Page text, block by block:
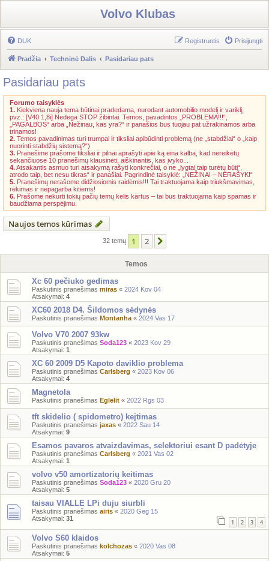
Volvo Klubas
DUK Prisijungti
Registruotis
Pradžia Techninė Dalis Pasidariau pats
Pasidariau pats
Forumo taisyklės
1. Kiekviena nauja tema būtinai pradedama, nurodant automobilio modelį ir variklį,
pvz.: [V40 1,8i] Nedega STOP žibintai. Temos, pavadintos „PROBLEMA!!!“,
„PAGALBOS“ arba „Nežinau, kas yra?“ ir panašios bus tuojau pat užrakinamos arba
trinamos!
2. Temos pavadinimas turi trumpai ir tiksliai apibūdinti problemą (ne „stabdžiai“ o „kaip
nuorinti stabdžių sistemą?“)
3. Pranešime prašome tiksliai ir pilnai aprašyti apie ką eina kalba, kad nereikėtų
sekančiuose 10 pranešimų klausinėti, aiškinantis, kas įvyko...
4.Atsakantis asmuo turi atsakymą rašyti konkrečiai, o ne „lygtai taip turėtų būti“,
atrodo taip, bet nesu tikras“ ir panašiai. Pagrindinė taisyklė: „NEŽINAI – NERAŠYK!“
5. Pranešimų nerašome didžiosiomis raidėmis!!! Tai traktuojama kaip triukšmavimas,
rėkimas ir nepagarba kitiems!
6. Prašome nekurti tokių pačių temų kelis kartus – tai bus traktuojama kaip spamas ir
baudžiama perspėjimu.
Naujos temos kūrimas
32 temų 1 2
Temos
Xc 60 pečiuko gedimas
Paskutinis pranešimas miras « 2024 Kov 04
Atsakymai: 4
XC60 2018 D4. Šildomos sėdynės
Paskutinis pranešimas Montanha « 2024 Vas 17
Volvo V70 2007 93kw
Paskutinis pranešimas Soda123 « 2023 Kov 29
Atsakymai: 1
XC 60 2009 D5 Kapoto daviklio problema
Paskutinis pranešimas Carlsberg « 2023 Kov 06
Atsakymai: 4
Magnetola
Paskutinis pranešimas Eglelit « 2022 Rgs 03
tft skidelio ( spidometro) kejtimas
Paskutinis pranešimas jaxas « 2022 Sau 14
Atsakymai: 9
Esamos pavaros atvaizdavimas, selektoriui esant D padėtyje
Paskutinis pranešimas Carlsberg « 2021 Vas 02
Atsakymai: 1
volvo v50 amortizatorių keitimas
Paskutinis pranešimas Soda123 « 2020 Gru 20
Atsakymai: 5
taisau VIALLE LPi duju siurbli
Paskutinis pranešimas airis « 2020 Geg 15
Atsakymai: 31 1 2 3 4
Volvo S60 klaidos
Paskutinis pranešimas kolchozas « 2020 Vas 08
Atsakymai: 5